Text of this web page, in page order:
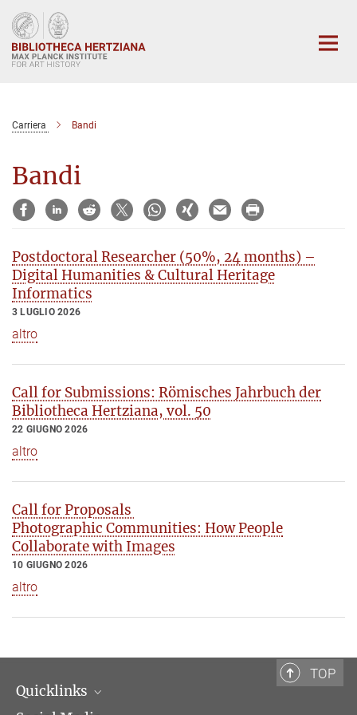
Main-
Content
Carriera Bandi
Bandi
Postdoctoral Researcher (50%, 24 months) –
Digital Humanities & Cultural Heritage
Informatics
3 LUGLIO 2026
altro
Call for Submissions: Römisches Jahrbuch der
Bibliotheca Hertziana, vol. 50
22 GIUGNO 2026
altro
Call for Proposals
Photographic Communities: How People
Collaborate with Images
10 GIUGNO 2026
altro
TOP
Quicklinks